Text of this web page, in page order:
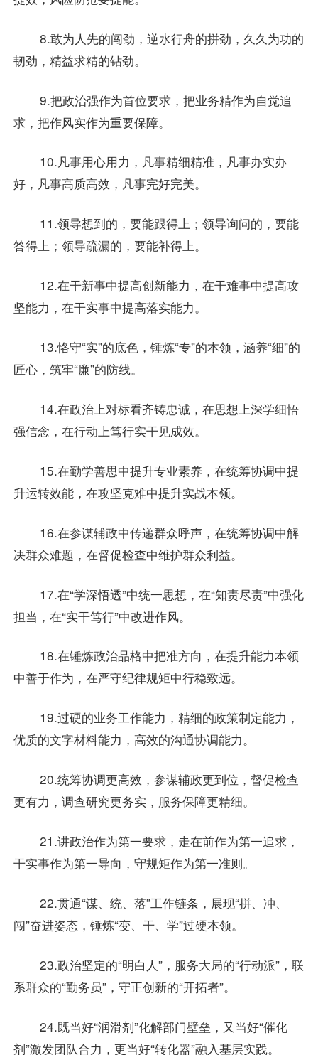
8.敢为人先的闯劲，逆水行舟的拼劲，久久为功的
韧劲，精益求精的钻劲。
9.把政治强作为首位要求，把业务精作为自觉追
求，把作风实作为重要保障。
10.凡事用心用力，凡事精细精准，凡事办实办
好，凡事高质高效，凡事完好完美。
11.领导想到的，要能跟得上；领导询问的，要能
答得上；领导疏漏的，要能补得上。
12.在干新事中提高创新能力，在干难事中提高攻
坚能力，在干实事中提高落实能力。
13.恪守“实”的底色，锤炼“专”的本领，涵养“细”的
匠心，筑牢“廉”的防线。
14.在政治上对标看齐铸忠诚，在思想上深学细悟
强信念，在行动上笃行实干见成效。
15.在勤学善思中提升专业素养，在统筹协调中提
升运转效能，在攻坚克难中提升实战本领。
16.在参谋辅政中传递群众呼声，在统筹协调中解
决群众难题，在督促检查中维护群众利益。
17.在“学深悟透”中统一思想，在“知责尽责”中强化
担当，在“实干笃行”中改进作风。
18.在锤炼政治品格中把准方向，在提升能力本领
中善于作为，在严守纪律规矩中行稳致远。
19.过硬的业务工作能力，精细的政策制定能力，
优质的文字材料能力，高效的沟通协调能力。
20.统筹协调更高效，参谋辅政更到位，督促检查
更有力，调查研究更务实，服务保障更精细。
21.讲政治作为第一要求，走在前作为第一追求，
干实事作为第一导向，守规矩作为第一准则。
22.贯通“谋、统、落”工作链条，展现“拼、冲、
闯”奋进姿态，锤炼“变、干、学”过硬本领。
23.政治坚定的“明白人”，服务大局的“行动派”，联
系群众的“勤务员”，守正创新的“开拓者”。
24.既当好“润滑剂”化解部门壁垒，又当好“催化
剂”激发团队合力，更当好“转化器”融入基层实践。